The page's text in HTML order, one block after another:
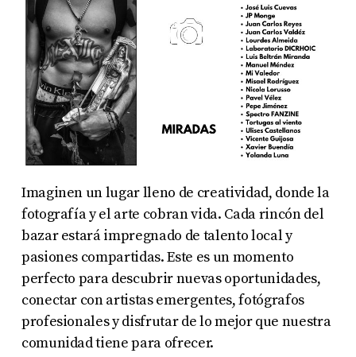
Imaginen un lugar lleno de creatividad, donde la
fotografía y el arte cobran vida. Cada rincón del
bazar estará impregnado de talento local y
pasiones compartidas. Este es un momento
perfecto para descubrir nuevas oportunidades,
conectar con artistas emergentes, fotógrafos
profesionales y disfrutar de lo mejor que nuestra
comunidad tiene para ofrecer.